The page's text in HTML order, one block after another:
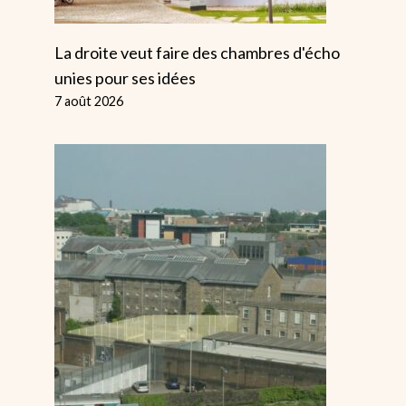
ParAlice 4 juin 2025
La droite veut faire des chambres d'écho
unies pour ses idées
7 août 2026